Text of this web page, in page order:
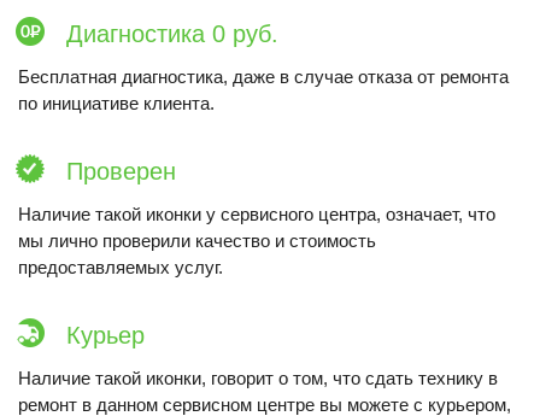
Диагностика 0 руб.
Бесплатная диагностика, даже в случае отказа от ремонта
по инициативе клиента.
Проверен
Наличие такой иконки у сервисного центра, означает, что
мы лично проверили качество и стоимость
предоставляемых услуг.
Курьер
Наличие такой иконки, говорит о том, что сдать технику в
ремонт в данном сервисном центре вы можете с курьером,